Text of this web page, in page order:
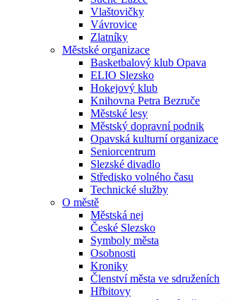
Vlaštovičky
Vávrovice
Zlatníky
Městské organizace
Basketbalový klub Opava
ELIO Slezsko
Hokejový klub
Knihovna Petra Bezruče
Městské lesy
Městský dopravní podnik
Opavská kulturní organizace
Seniorcentrum
Slezské divadlo
Středisko volného času
Technické služby
O městě
Městská nej
České Slezsko
Symboly města
Osobnosti
Kroniky
Členství města ve sdruženích
Hřbitovy